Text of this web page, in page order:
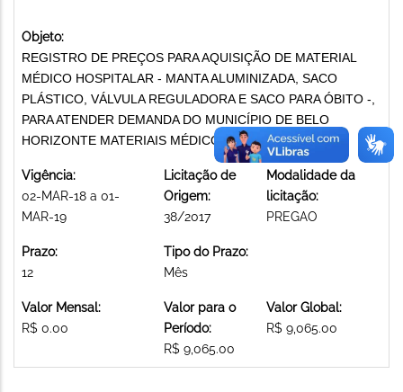
Objeto:
REGISTRO DE PREÇOS PARA AQUISIÇÃO DE MATERIAL
MÉDICO HOSPITALAR - MANTA ALUMINIZADA, SACO
PLÁSTICO, VÁLVULA REGULADORA E SACO PARA ÓBITO -,
PARA ATENDER DEMANDA DO MUNICÍPIO DE BELO
HORIZONTE MATERIAIS MÉDICO-HOSPITALARES
Vigência:
02-MAR-18 a 01-
MAR-19
Licitação de
Origem:
38/2017
Modalidade da
licitação:
PREGAO
Prazo:
12
Tipo do Prazo:
Mês
Valor Mensal:
R$ 0.00
Valor para o
Período:
R$ 9,065.00
Valor Global:
R$ 9,065.00